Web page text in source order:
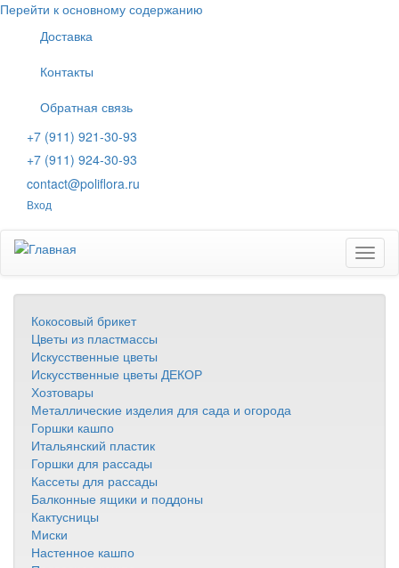
Перейти к основному содержанию
Доставка
Контакты
Обратная связь
+7 (911) 921-30-93
+7 (911) 924-30-93
contact@poliflora.ru
Вход
Кокосовый брикет
Цветы из пластмассы
Искусственные цветы
Искусственные цветы ДЕКОР
Хозтовары
Металлические изделия для сада и огорода
Горшки кашпо
Итальянский пластик
Горшки для рассады
Кассеты для рассады
Балконные ящики и поддоны
Кактусницы
Миски
Настенное кашпо